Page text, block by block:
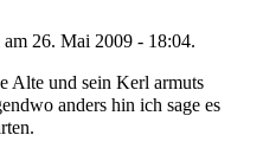
am 26. Mai 2009 - 18:04.
Alte und sein Kerl armuts
anders hin ich sage es